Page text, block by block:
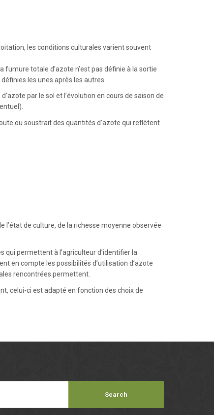
les conditions culturales varient souvent
fumure totale d’azote n’est pas définie à la sortie
les unes après les autres.
par le sol et l’évolution en cours de saison de
ou soustrait des quantités d’azote qui reflètent
l’état de culture, de la richesse moyenne observée
qui permettent à l’agriculteur d’identifier la
en compte les possibilités d’utilisation d’azote
rencontrées permettent.
celui-ci est adapté en fonction des choix de